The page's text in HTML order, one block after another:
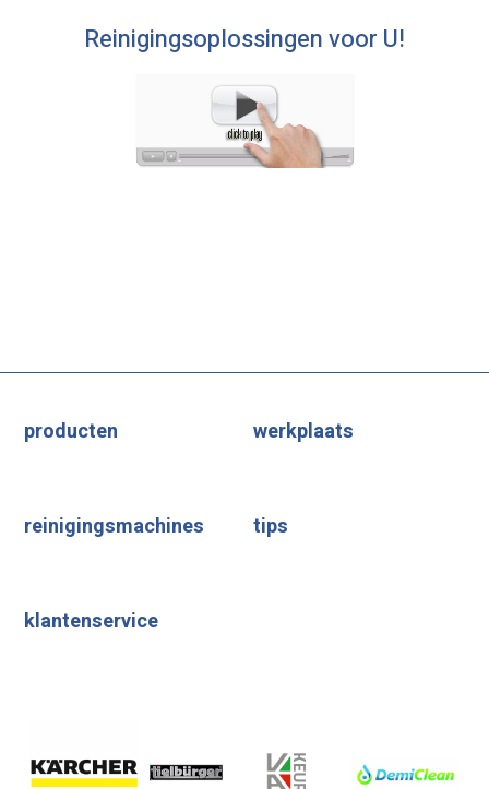
Reinigingsoplossingen voor U!
producten werkplaats
reinigingsmachines tips
klantenservice